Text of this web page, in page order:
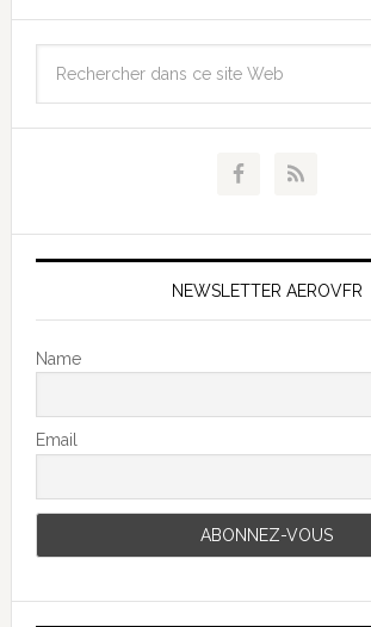
NEWSLETTER AEROVFR
Name
Email